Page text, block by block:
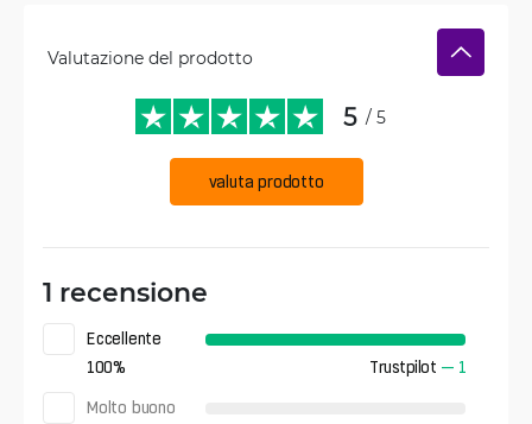
Valutazione del prodotto
5 / 5
valuta prodotto
1 recensione
Eccellente
100% Trustpilot — 1
Molto buono